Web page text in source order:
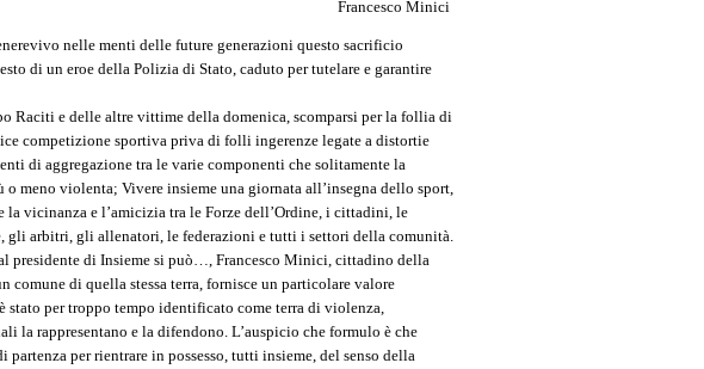
Francesco Minici
nelle menti delle future generazioni questo sacrificio
di un eroe della Polizia di Stato, caduto per tutelare e garantire
Raciti e delle altre vittime della domenica, scomparsi per la follia di
competizione sportiva priva di folli ingerenze legate a distortie
di aggregazione tra le varie componenti che solitamente la
meno violenta; Vivere insieme una giornata all’insegna dello sport,
vicinanza e l’amicizia tra le Forze dell’Ordine, i cittadini, le
gli arbitri, gli allenatori, le federazioni e tutti i settori della comunità.
presidente di Insieme si può…, Francesco Minici, cittadino della
comune di quella stessa terra, fornisce un particolare valore
stato per troppo tempo identificato come terra di violenza,
la rappresentano e la difendono. L’auspicio che formulo è che
per rientrare in possesso, tutti insieme, del senso della